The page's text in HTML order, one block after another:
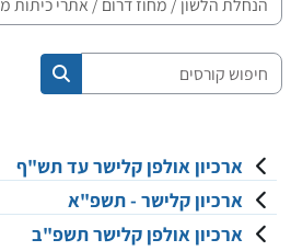
קטגוריות קורסים
חיפוש קורסים
חיפוש
ארכיון אולפן קלישר עד תש"ף
ארכיון קלישר - תשפ"א
ארכיון אולפן קלישר תשפ"ב